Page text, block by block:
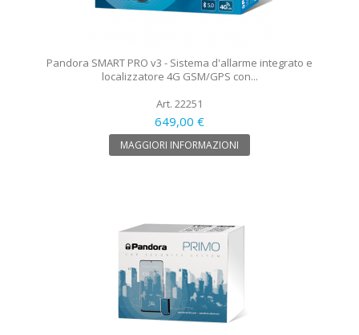
Pandora SMART PRO v3 - Sistema d'allarme integrato e
localizzatore 4G GSM/GPS con...
Art. 22251
649,00 €
MAGGIORI INFORMAZIONI